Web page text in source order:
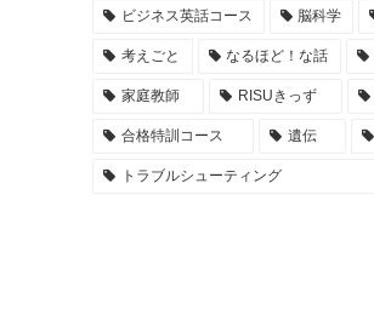
ビジネス英話コース 脳科学
考えごと なるほど！な話
家庭教師 RISUきっず
合格特訓コース 遺伝
トラブルシューティング